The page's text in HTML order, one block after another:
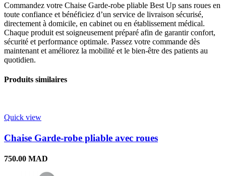
Commandez votre Chaise Garde-robe pliable Best Up sans roues en
toute confiance et bénéficiez d’un service de livraison sécurisé,
directement à domicile, en cabinet ou en établissement médical.
Chaque produit est soigneusement préparé afin de garantir confort,
sécurité et performance optimale. Passez votre commande dès
maintenant et améliorez la mobilité et le bien-être des patients au
quotidien.
Produits similaires
Quick view
Chaise Garde-robe pliable avec roues
750.00 MAD